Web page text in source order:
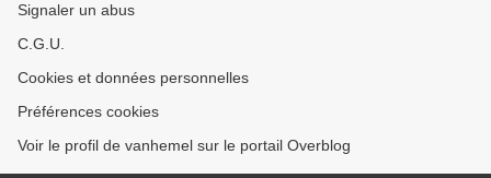
Signaler un abus
C.G.U.
Cookies et données personnelles
Préférences cookies
Voir le profil de vanhemel sur le portail Overblog